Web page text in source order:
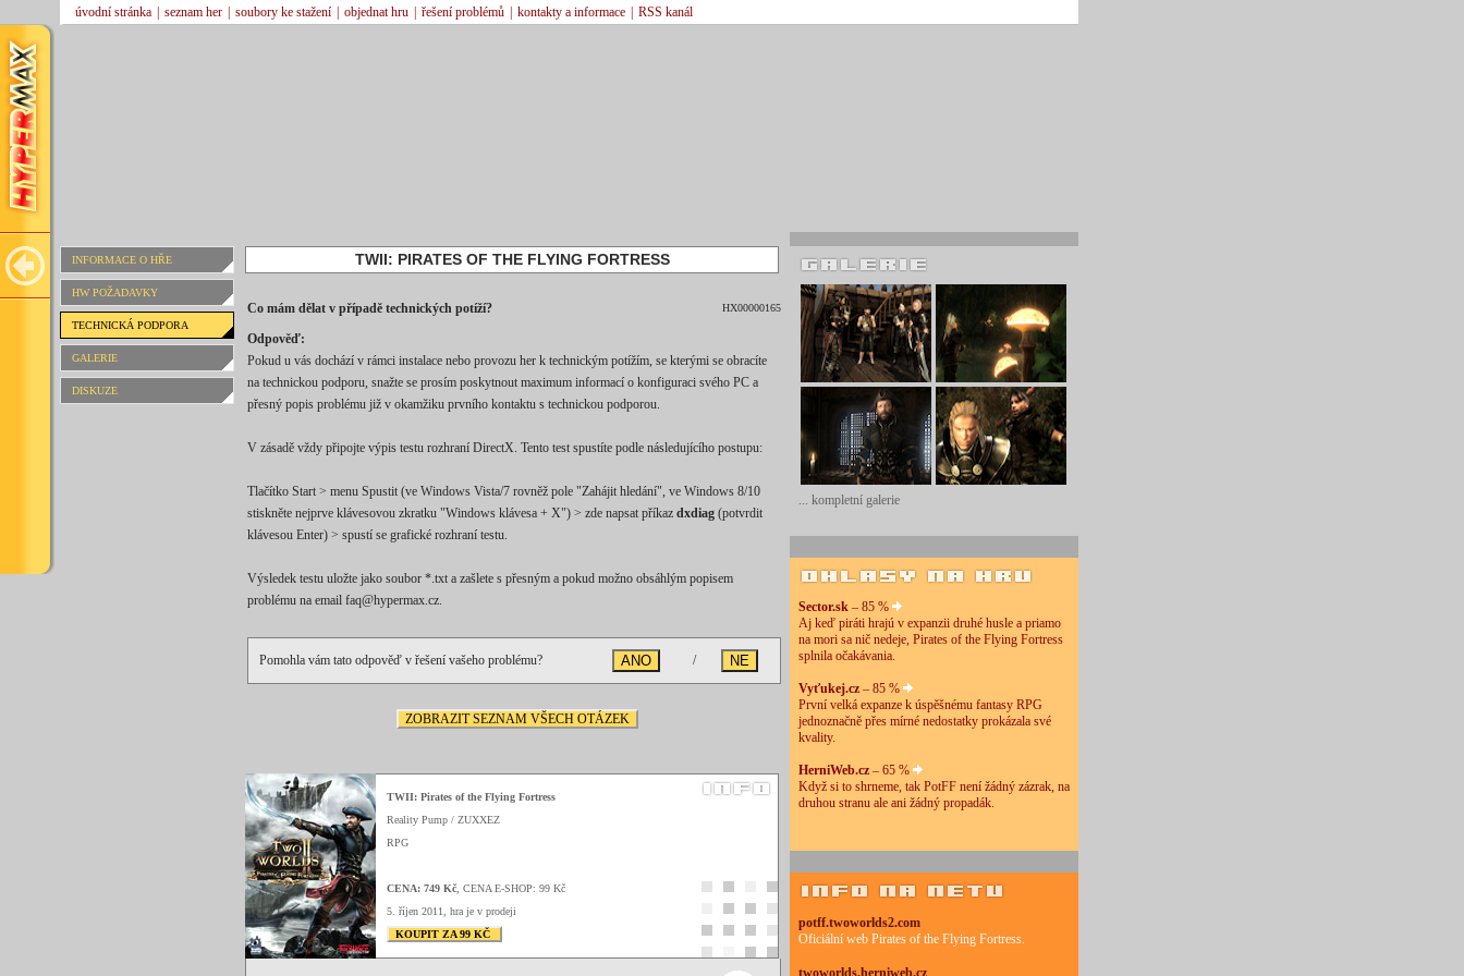
úvodní stránka seznam her soubory ke stažení objednat hru řešení problémů kontakty a informace RSS kanál
INFORMACE O HŘE
HW POŽADAVKY
TECHNICKÁ PODPORA
GALERIE
DISKUZE
TWII: PIRATES OF THE FLYING FORTRESS
Co mám dělat v případě technických potíží? HX00000165
Odpověď:
Pokud u vás dochází v rámci instalace nebo provozu her k technickým potížím, se kterými se obracíte
na technickou podporu, snažte se prosím poskytnout maximum informací o konfiguraci svého PC a
přesný popis problému již v okamžiku prvního kontaktu s technickou podporou.
V zásadě vždy připojte výpis testu rozhraní DirectX. Tento test spustíte podle následujícího postupu:
Tlačítko Start > menu Spustit (ve Windows Vista/7 rovněž pole "Zahájit hledání", ve Windows 8/10
stiskněte nejprve klávesovou zkratku "Windows klávesa + X") > zde napsat příkaz dxdiag (potvrdit
klávesou Enter) > spustí se grafické rozhraní testu.
Výsledek testu uložte jako soubor *.txt a zašlete s přesným a pokud možno obsáhlým popisem
problému na email faq@hypermax.cz.
Pomohla vám tato odpověď v řešení vašeho problému? /
ZOBRAZIT SEZNAM VŠECH OTÁZEK
TWII: Pirates of the Flying Fortress
Reality Pump / ZUXXEZ
RPG
CENA: 749 Kč , CENA E-SHOP: 99 Kč
5. říjen 2011, hra je v prodeji
KOUPIT ZA 99 KČ
... kompletní galerie
Sector.sk – 85 %
Aj keď piráti hrajú v expanzii druhé husle a priamo
na mori sa nič nedeje, Pirates of the Flying Fortress
splnila očakávania.
Vyťukej.cz – 85 %
První velká expanze k úspěšnému fantasy RPG
jednoznačně přes mírné nedostatky prokázala své
kvality.
HerniWeb.cz – 65 %
Když si to shrneme, tak PotFF není žádný zázrak, na
druhou stranu ale ani žádný propadák.
potff.twoworlds2.com
Oficiální web Pirates of the Flying Fortress.
twoworlds.herniweb.cz